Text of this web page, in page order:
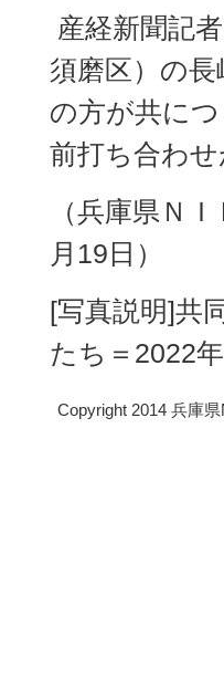
産経新聞記
須磨区）の
の方が共に
前打ち合わ
（兵庫県Ｎ
月19日）
[写真説明]共
たち＝2022
Copyright 2014 兵庫